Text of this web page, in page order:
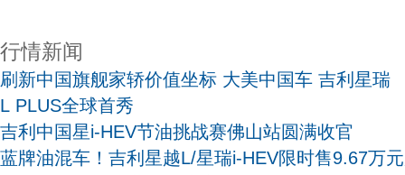
行情新闻
刷新中国旗舰家轿价值坐标 大美中国车 吉利星瑞
L PLUS全球首秀
吉利中国星i-HEV节油挑战赛佛山站圆满收官
蓝牌油混车！吉利星越L/星瑞i-HEV限时售9.67万